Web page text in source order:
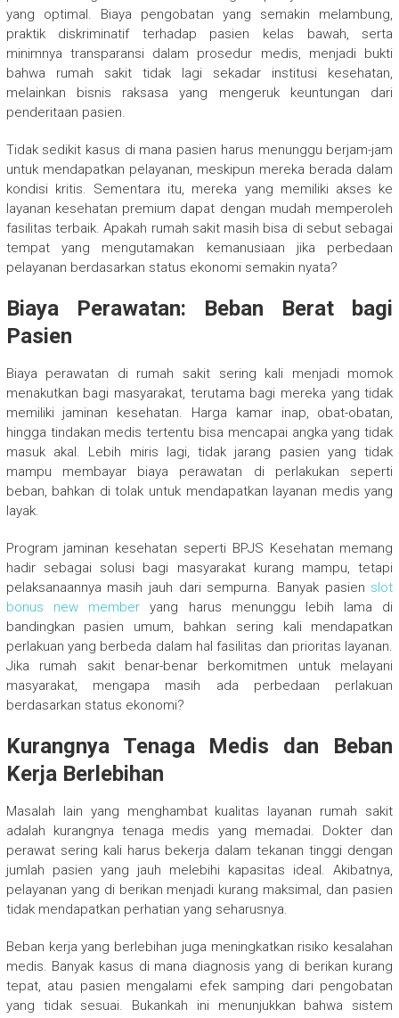
yang optimal. Biaya pengobatan yang semakin melambung,
praktik diskriminatif terhadap pasien kelas bawah, serta
minimnya transparansi dalam prosedur medis, menjadi bukti
bahwa rumah sakit tidak lagi sekadar institusi kesehatan,
melainkan bisnis raksasa yang mengeruk keuntungan dari
penderitaan pasien.
Tidak sedikit kasus di mana pasien harus menunggu berjam-jam
untuk mendapatkan pelayanan, meskipun mereka berada dalam
kondisi kritis. Sementara itu, mereka yang memiliki akses ke
layanan kesehatan premium dapat dengan mudah memperoleh
fasilitas terbaik. Apakah rumah sakit masih bisa di sebut sebagai
tempat yang mengutamakan kemanusiaan jika perbedaan
pelayanan berdasarkan status ekonomi semakin nyata?
Biaya Perawatan: Beban Berat bagi
Pasien
Biaya perawatan di rumah sakit sering kali menjadi momok
menakutkan bagi masyarakat, terutama bagi mereka yang tidak
memiliki jaminan kesehatan. Harga kamar inap, obat-obatan,
hingga tindakan medis tertentu bisa mencapai angka yang tidak
masuk akal. Lebih miris lagi, tidak jarang pasien yang tidak
mampu membayar biaya perawatan di perlakukan seperti
beban, bahkan di tolak untuk mendapatkan layanan medis yang
layak.
Program jaminan kesehatan seperti BPJS Kesehatan memang
hadir sebagai solusi bagi masyarakat kurang mampu, tetapi
pelaksanaannya masih jauh dari sempurna. Banyak pasien slot
bonus new member yang harus menunggu lebih lama di
bandingkan pasien umum, bahkan sering kali mendapatkan
perlakuan yang berbeda dalam hal fasilitas dan prioritas layanan.
Jika rumah sakit benar-benar berkomitmen untuk melayani
masyarakat, mengapa masih ada perbedaan perlakuan
berdasarkan status ekonomi?
Kurangnya Tenaga Medis dan Beban
Kerja Berlebihan
Masalah lain yang menghambat kualitas layanan rumah sakit
adalah kurangnya tenaga medis yang memadai. Dokter dan
perawat sering kali harus bekerja dalam tekanan tinggi dengan
jumlah pasien yang jauh melebihi kapasitas ideal. Akibatnya,
pelayanan yang di berikan menjadi kurang maksimal, dan pasien
tidak mendapatkan perhatian yang seharusnya.
Beban kerja yang berlebihan juga meningkatkan risiko kesalahan
medis. Banyak kasus di mana diagnosis yang di berikan kurang
tepat, atau pasien mengalami efek samping dari pengobatan
yang tidak sesuai. Bukankah ini menunjukkan bahwa sistem